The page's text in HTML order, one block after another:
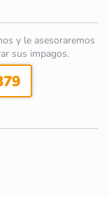
y le asesoraremos
sus impagos.